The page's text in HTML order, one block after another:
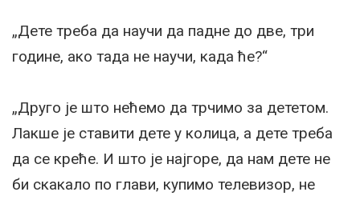
„Дете треба да научи да падне до две, три
године, ако тада не научи, када ће?“
„Друго је што нећемо да трчимо за дететом.
Лакше је ставити дете у колица, а дете треба
да се креће. И што је најгоре, да нам дете не
би скакало по глави, купимо телевизор, не